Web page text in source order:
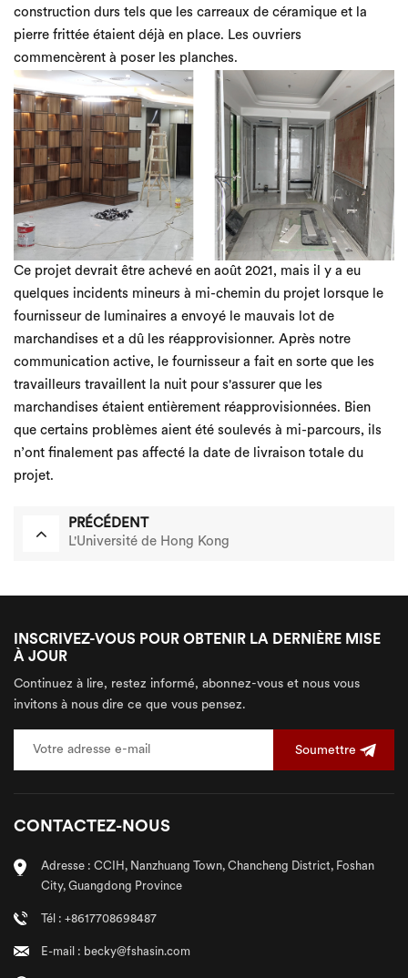
construction durs tels que les carreaux de céramique et la
pierre frittée étaient déjà en place. Les ouvriers
commencèrent à poser les planches.
Ce projet devrait être achevé en août 2021, mais il y a eu
quelques incidents mineurs à mi-chemin du projet lorsque le
fournisseur de luminaires a envoyé le mauvais lot de
marchandises et a dû les réapprovisionner. Après notre
communication active, le fournisseur a fait en sorte que les
travailleurs travaillent la nuit pour s'assurer que les
marchandises étaient entièrement réapprovisionnées. Bien
que certains problèmes aient été soulevés à mi-parcours, ils
n’ont finalement pas affecté la date de livraison totale du
projet.
PRÉCÉDENT
L'Université de Hong Kong
INSCRIVEZ-VOUS POUR OBTENIR LA DERNIÈRE MISE
À JOUR
Continuez à lire, restez informé, abonnez-vous et nous vous
invitons à nous dire ce que vous pensez.
Soumettre
CONTACTEZ-NOUS
Adresse : CCIH, Nanzhuang Town, Chancheng District, Foshan
City, Guangdong Province
Tél : +8617708698487
E-mail : becky@fshasin.com